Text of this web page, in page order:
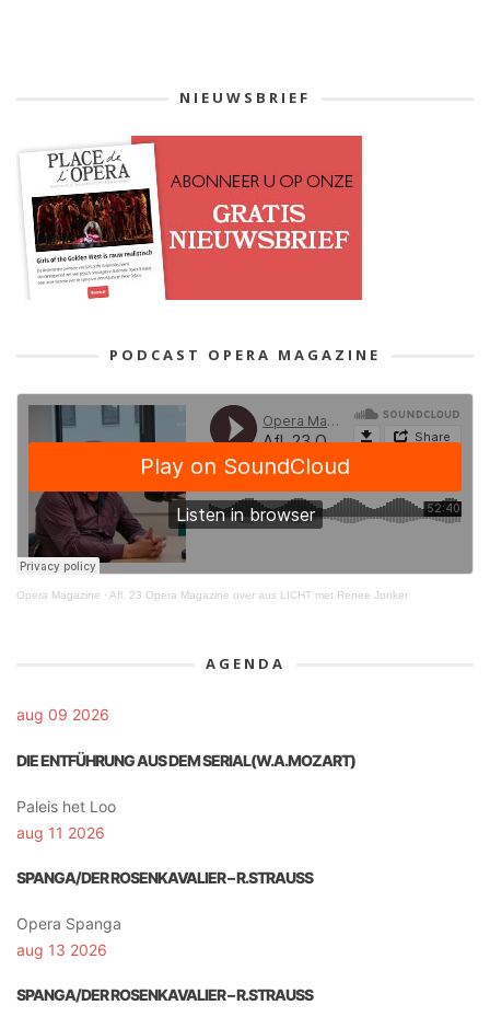
NIEUWSBRIEF
PODCAST OPERA MAGAZINE
Opera Magazine · Afl. 23 Opera Magazine over aus LICHT met Renee Jonker
AGENDA
aug 09 2026
DIE ENTFÜHRUNG AUS DEM SERIAL(W.A.MOZART)
Paleis het Loo
aug 11 2026
SPANGA/DER ROSENKAVALIER – R.STRAUSS
Opera Spanga
aug 13 2026
SPANGA/DER ROSENKAVALIER – R.STRAUSS